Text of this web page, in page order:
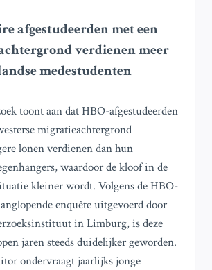
afgestudeerden met een
verdienen meer
medestudenten
toont aan dat HBO-afgestudeerden
migratieachtergrond
lonen verdienen dan hun
waardoor de kloof in de
kleiner wordt. Volgens de HBO-
enquête uitgevoerd door
in Limburg, is deze
jaren steeds duidelijker geworden.
ondervraagt jaarlijks jonge